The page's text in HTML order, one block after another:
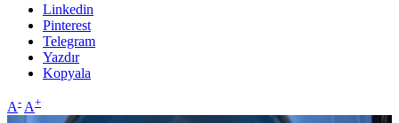
Linkedin
Pinterest
Telegram
Yazdır
Kopyala
A- A+